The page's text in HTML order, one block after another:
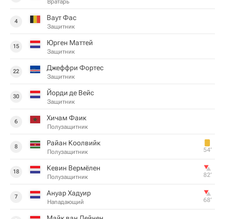
Вратарь
4 Ваут Фас
Защитник
15 Юрген Маттей
Защитник
22 Джеффри Фортес
Защитник
30 Йорди де Вейс
Защитник
6 Хичам Фаик
Полузащитник
8 Райан Коолвийк
Полузащитник 54‎’‎
18 Кевин Вермёлен
Полузащитник 82‎’‎
7 Ануар Хадуир
Нападающий 68‎’‎